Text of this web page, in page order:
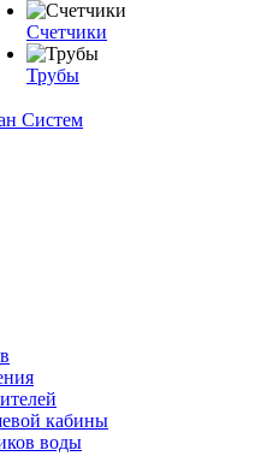
Счетчики
Трубы
кабины
воды